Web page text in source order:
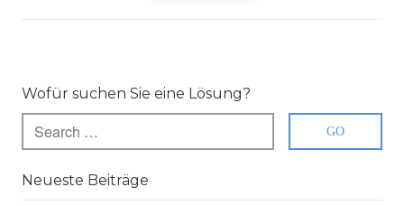
Wofür suchen Sie eine Lösung?
Neueste Beiträge